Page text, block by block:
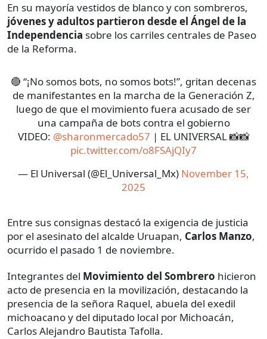
En su mayoría vestidos de blanco y con sombreros,
jóvenes y adultos partieron desde el Ángel de la
Independencia sobre los carriles centrales de Paseo
de la Reforma.
🔴 “¡No somos bots, no somos bots!”, gritan decenas
de manifestantes en la marcha de la Generación Z,
luego de que el movimiento fuera acusado de ser
una campaña de bots contra el gobierno
VIDEO: @sharonmercado57 | EL UNIVERSAL 📸📸
pic.twitter.com/o8FSAjQIy7
— El Universal (@El_Universal_Mx) November 15,
2025
Entre sus consignas destacó la exigencia de justicia
por el asesinato del alcalde Uruapan, Carlos Manzo,
ocurrido el pasado 1 de noviembre.
Integrantes del Movimiento del Sombrero hicieron
acto de presencia en la movilización, destacando la
presencia de la señora Raquel, abuela del exedil
michoacano y del diputado local por Michoacán,
Carlos Alejandro Bautista Tafolla.